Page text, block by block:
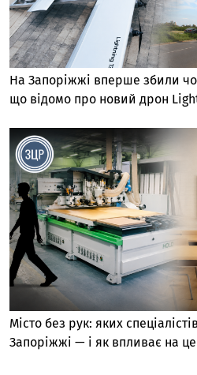
На Запоріжжі вперше збили
що відомо про новий дрон
Місто без рук: яких
Запоріжжі — і як впливає на це